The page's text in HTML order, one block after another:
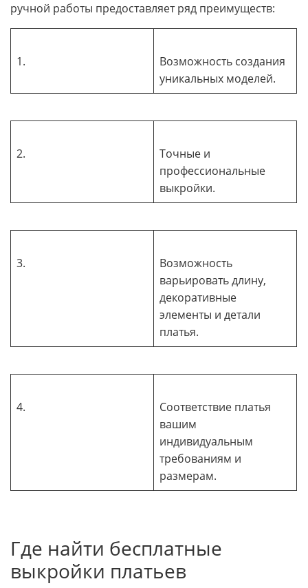
ручной работы предоставляет ряд преимуществ:
1.
Возможность создания
уникальных моделей.
2.
Точные и
профессиональные
выкройки.
3.
Возможность
варьировать длину,
декоративные
элементы и детали
платья.
4.
Соответствие платья
вашим
индивидуальным
требованиям и
размерам.
Где найти бесплатные
выкройки платьев